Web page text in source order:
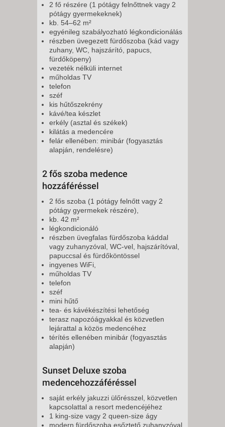
2 fő részére (1 pótágy felnőttnek vagy 2
pótágy gyermekeknek)
kb. 54–62 m²
egyénileg szabályozható légkondicionálás
részben üvegezett fürdőszoba (kád vagy
zuhany, WC, hajszárító, papucs,
fürdőköpeny)
vezeték nélküli internet
műholdas TV
telefon
széf
kis hűtőszekrény
kávé/tea készlet
erkély (asztal és székek)
kilátás a medencére
felár ellenében: minibár (fogyasztás
alapján, rendelésre)
2 fős szoba medence
hozzáféréssel
2 fős szoba (1 pótágy felnőtt vagy 2
pótágy gyermekek részére),
kb. 42 m²
légkondicionáló
részben üvegfalas fürdőszoba káddal
vagy zuhanyzóval, WC-vel, hajszárítóval,
papuccsal és fürdőköntössel
ingyenes WiFi,
műholdas TV
telefon
széf
mini hűtő
tea- és kávékészítési lehetőség
terasz napozóágyakkal és közvetlen
lejárattal a közös medencéhez
térítés ellenében minibár (fogyasztás
alapján)
Sunset Deluxe szoba
medencehozzáféréssel
saját erkély jakuzzi ülőrésszel, közvetlen
kapcsolattal a resort medencéjéhez
1 king-size vagy 2 queen-size ágy
modern fürdőszoba esőztető zuhanyzóval